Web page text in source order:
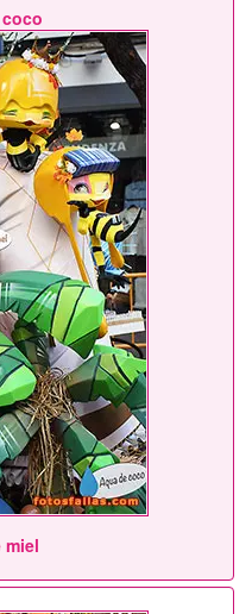
miel